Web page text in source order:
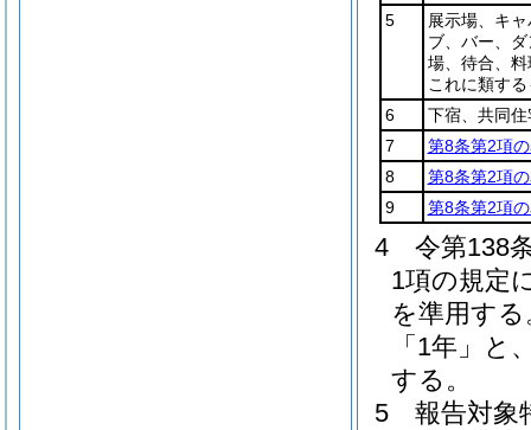
5
展示場、キ
ブ、バー、
場、待合、
これに類す
6
下宿、共同
7
第8条第2項
8
第8条第2項
9
第8条第2項
4
令第138
1項の規定
を準用する
「1年」
する。
5
報告対象